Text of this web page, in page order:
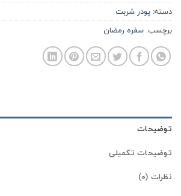
دسته: پودر شربت
برچسب: سفره رمضان
توضیحات
توضیحات تکمیلی
نظرات (0)